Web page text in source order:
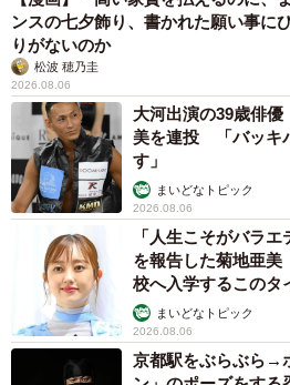
がんと片目の失明、3時間おきの壮
「叶わないかもしれない」と覚悟し
動